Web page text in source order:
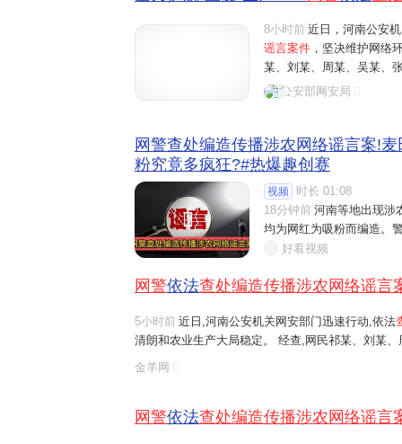
8小时前 近日，河南公安
谣言案件 ，坚决维护网络
某、刘某、周某、吴某、
阳、商丘、周口、济源等
公安部网安局
网警查处编造传播涉农网络谣言案!
粉究竟多疯狂?#热爆趣创赛

视频
时长 01:08
18分钟前 河南等地出现涉
均为网红为吸粉而编造。
好看视频
网警依法查处编造传播涉农网络谣言
5小时前 近日,河南公安机关网安部门迅速行动,依法
清朗和农业生产大局稳定。 经查,网民祁某、刘某
等多人发布涉安阳、商丘、周口、济源等地"毁粮
网络谣言信息,引发大范围
金羊网
网警依法查处编造传播涉农网络谣言